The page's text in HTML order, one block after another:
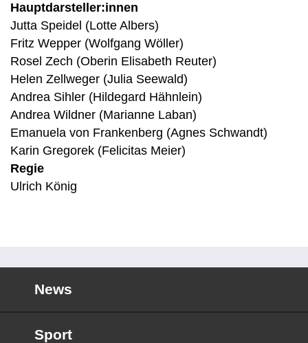
Hauptdarsteller:innen
Jutta Speidel (Lotte Albers)
Fritz Wepper (Wolfgang Wöller)
Rosel Zech (Oberin Elisabeth Reuter)
Helen Zellweger (Julia Seewald)
Andrea Sihler (Hildegard Hähnlein)
Andrea Wildner (Marianne Laban)
Emanuela von Frankenberg (Agnes Schwandt)
Karin Gregorek (Felicitas Meier)
Regie
Ulrich König
News
Sport